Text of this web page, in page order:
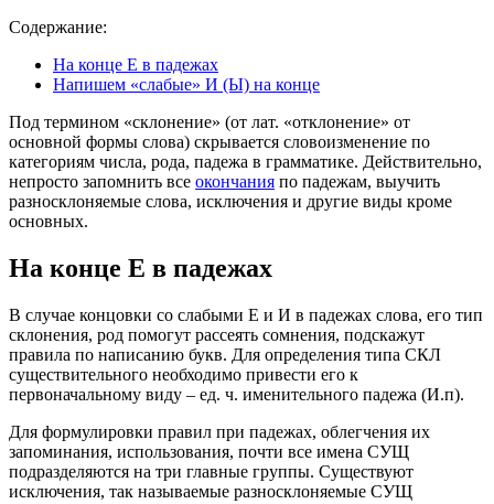
Содержание:
На конце Е в падежах
Напишем «слабые» И (Ы) на конце
Под термином «склонение» (от лат. «отклонение» от
основной формы слова) скрывается словоизменение по
категориям числа, рода, падежа в грамматике. Действительно,
непросто запомнить все окончания по падежам, выучить
разносклоняемые слова, исключения и другие виды кроме
основных.
На конце Е в падежах
В случае концовки со слабыми E и И в падежах слова, его тип
склонения, род помогут рассеять сомнения, подскажут
правила по написанию букв. Для определения типа СКЛ
существительного необходимо привести его к
первоначальному виду – ед. ч. именительного падежа (И.п).
Для формулировки правил при падежах, облегчения их
запоминания, использования, почти все имена СУЩ
подразделяются на три главные группы. Существуют
исключения, так называемые разносклоняемые СУЩ